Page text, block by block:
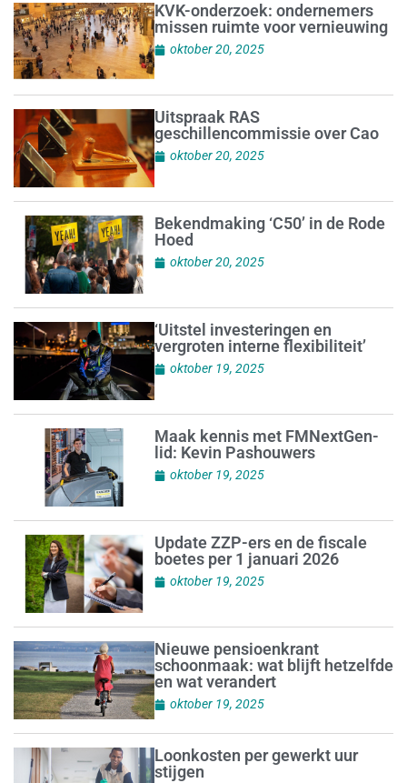
KVK-onderzoek: ondernemers
missen ruimte voor vernieuwing
oktober 20, 2025
Uitspraak RAS
geschillencommissie over Cao
oktober 20, 2025
Bekendmaking ‘C50’ in de Rode
Hoed
oktober 20, 2025
‘Uitstel investeringen en
vergroten interne flexibiliteit’
oktober 19, 2025
Maak kennis met FMNextGen-
lid: Kevin Pashouwers
oktober 19, 2025
Update ZZP-ers en de fiscale
boetes per 1 januari 2026
oktober 19, 2025
Nieuwe pensioenkrant
schoonmaak: wat blijft hetzelfde
en wat verandert
oktober 19, 2025
Loonkosten per gewerkt uur
stijgen